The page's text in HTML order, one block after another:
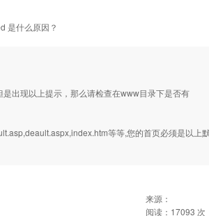
是什么原因？
出现以上提示，那么请检查在www目录下是否有
等等,您的首页必须是以上
来源：
阅读： 17093 次